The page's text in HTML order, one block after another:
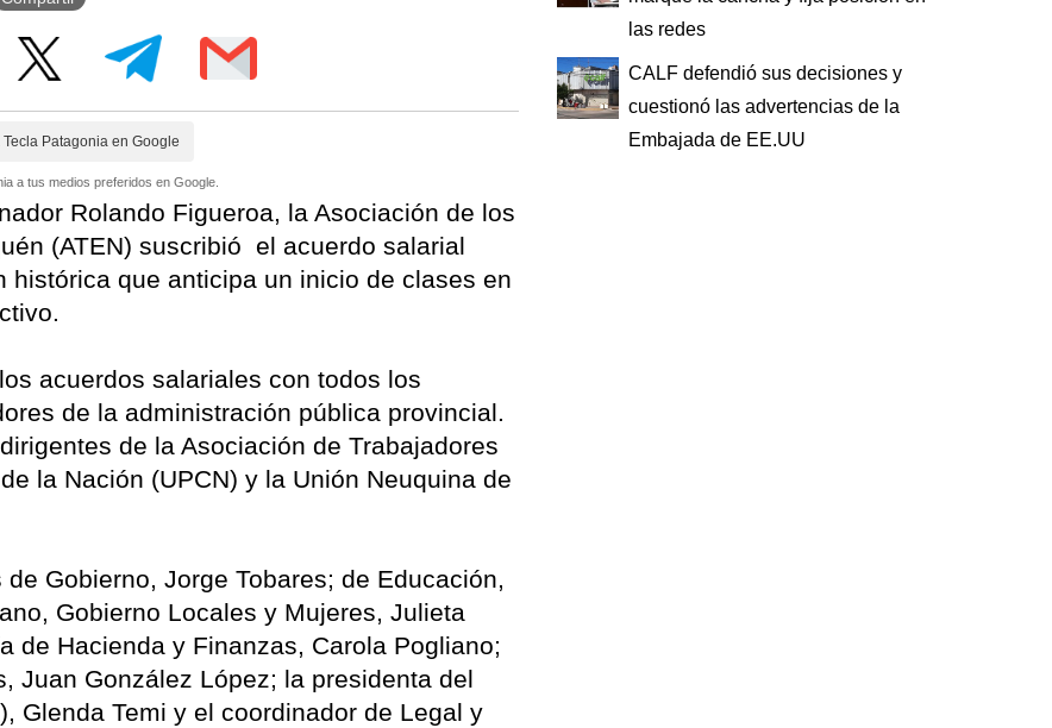
Patagonia en Google
a tus medios preferidos en Google.
Rolando Figueroa, la Asociación de los
(ATEN) suscribió el acuerdo salarial
histórica que anticipa un inicio de clases en
acuerdos salariales con todos los
de la administración pública provincial.
de la Asociación de Trabajadores
la Nación (UPCN) y la Unión Neuquina de
Gobierno, Jorge Tobares; de Educación,
Gobierno Locales y Mujeres, Julieta
de Hacienda y Finanzas, Carola Pogliano;
Juan González López; la presidenta del
Glenda Temi y el coordinador de Legal y
las redes
CALF defendió sus decisiones y
cuestionó las advertencias de la
Embajada de EE.UU